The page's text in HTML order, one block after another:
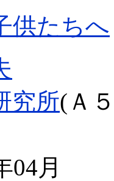
供たちへ
究所(Ａ
04月